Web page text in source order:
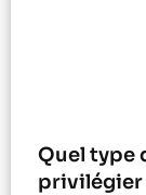
Quel type
privilégier